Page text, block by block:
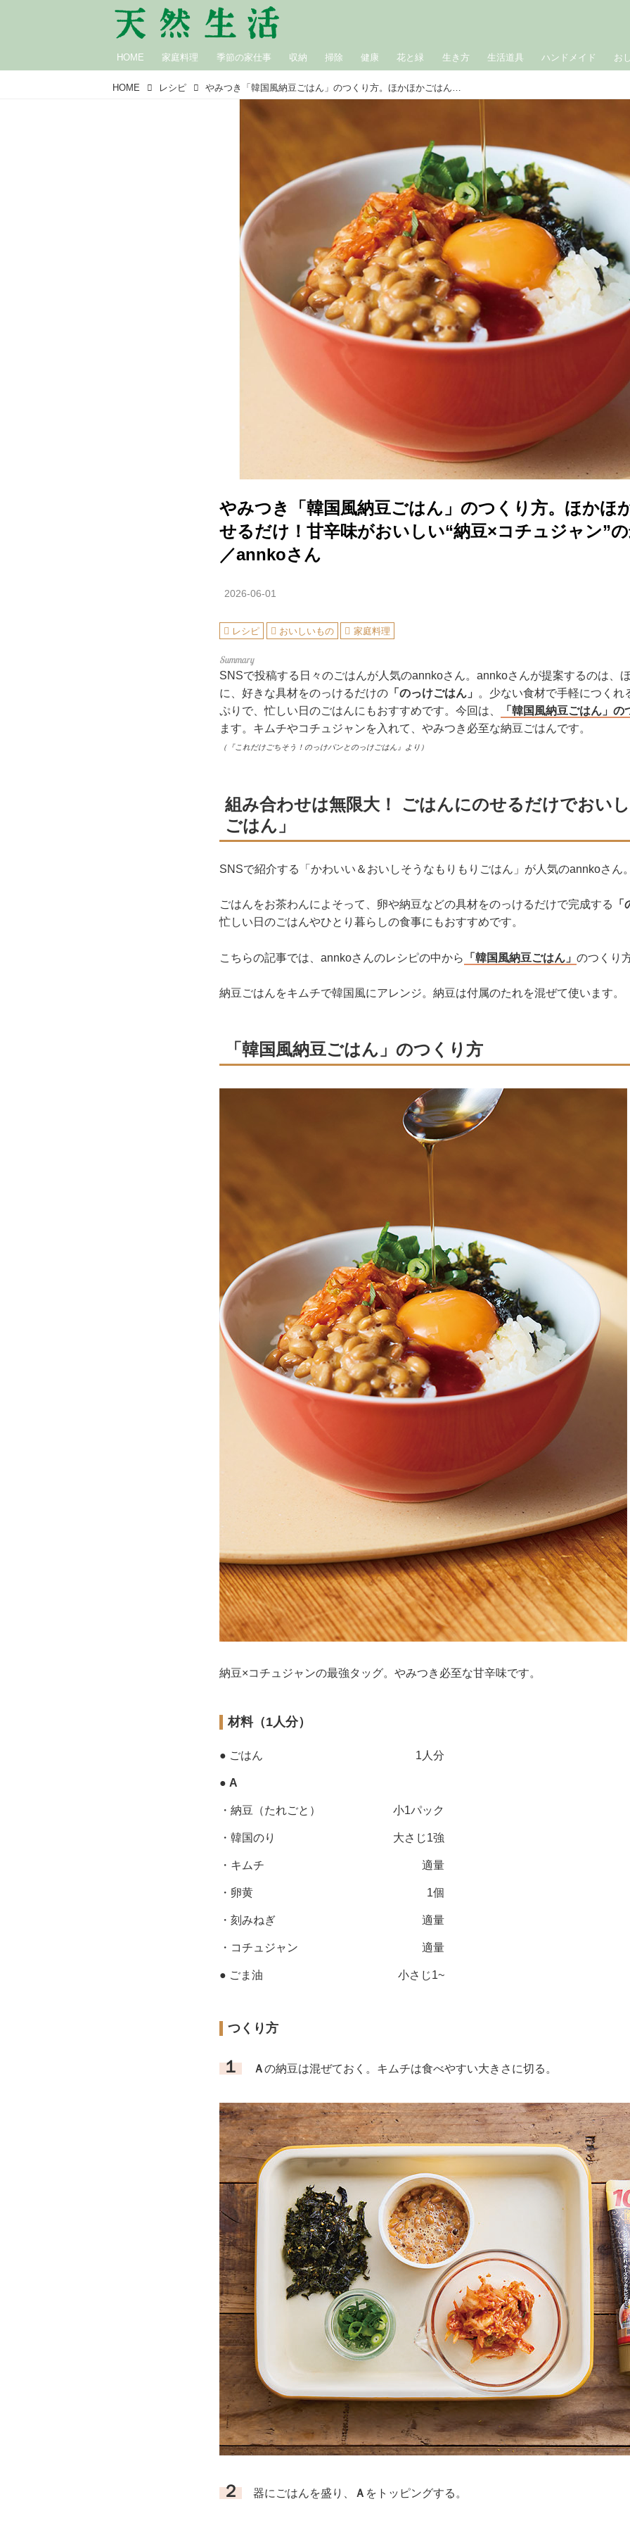
HOME 家庭料理 季節の家仕事 収納 掃除 健康 花と緑 生き方 生活道具 ハンドメイド お
HOME レシピ やみつき「韓国風納豆ごはん」のつくり方。ほかほかごはんにのせるだけ！甘辛味がおいしい“納豆×コチュジャン”の最強タッグ／annkoさん
やみつき「韓国風納豆ごはん」のつくり方。ほかほ
せるだけ！甘辛味がおいしい“納豆×コチュジャン”
／annkoさん
2026-06-01
レシピ おいしいもの 家庭料理
SNSで投稿する日々のごはんが人気のannkoさん。annkoさんが提案するのは、
に、好きな具材をのっけるだけの 「のっけごはん」
。少ない食材で手軽につくれ
ぷりで、忙しい日のごはんにもおすすめです。今回は、
「韓国風納豆ごはん」の
ます。キムチやコチュジャンを入れて、やみつき必至な納豆ごはんです。
（『これだけごちそう！のっけパンとのっけごはん』より）
組み合わせは無限大！ ごはんにのせるだけでおい
ごはん」
SNSで紹介する「かわいい＆おいしそうなもりもりごはん」が人気のannkoさん。
ごはんをお茶わんによそって、卵や納豆などの具材をのっけるだけで完成する
忙しい日のごはんやひとり暮らしの食事にもおすすめです。
こちらの記事では、annkoさんのレシピの中から 「韓国風納豆ごはん」 のつくり
納豆ごはんをキムチで韓国風にアレンジ。納豆は付属のたれを混ぜて使います。
「韓国風納豆ごはん」のつくり方
納豆×コチュジャンの最強タッグ。やみつき必至な甘辛味です。
材料（1人分）
● ごはん 1人分
● A
・納豆（たれごと） 小1パック
・韓国のり 大さじ1強
・キムチ 適量
・卵黄 1個
・刻みねぎ 適量
・コチュジャン 適量
● ごま油 小さじ1~
つくり方
１ Ａの納豆は混ぜておく。キムチは食べやすい大きさに切る。
２ 器にごはんを盛り、 Ａ をトッピングする。